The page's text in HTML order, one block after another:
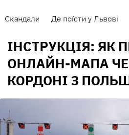
Скандали Де поїсти у Львові
ІНСТРУКЦІЯ: ЯК
ОНЛАЙН-МАПА
КОРДОНІ З